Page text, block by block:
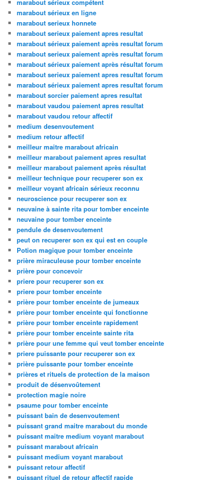
marabout sérieux compétent
marabout sérieux en ligne
marabout serieux honnete
marabout serieux paiement apres resultat
marabout sérieux paiement après resultat forum
marabout serieux paiement après resultat forum
marabout sérieux paiement après résultat forum
marabout serieux paiement apres resultat forum
marabout sérieux paiement apres resultat forum
marabout sorcier paiement apres resultat
marabout vaudou paiement apres resultat
marabout vaudou retour affectif
medium desenvoutement
medium retour affectif
meilleur maitre marabout africain
meilleur marabout paiement apres resultat
meilleur marabout paiement après résultat
meilleur technique pour recuperer son ex
meilleur voyant africain sérieux reconnu
neuroscience pour recuperer son ex
neuvaine à sainte rita pour tomber enceinte
neuvaine pour tomber enceinte
pendule de desenvoutement
peut on recuperer son ex qui est en couple
Potion magique pour tomber enceinte
prière miraculeuse pour tomber enceinte
prière pour concevoir
priere pour recuperer son ex
priere pour tomber enceinte
prière pour tomber enceinte de jumeaux
prière pour tomber enceinte qui fonctionne
prière pour tomber enceinte rapidement
prière pour tomber enceinte sainte rita
prière pour une femme qui veut tomber enceinte
priere puissante pour recuperer son ex
prière puissante pour tomber enceinte
prières et rituels de protection de la maison
produit de désenvoûtement
protection magie noire
psaume pour tomber enceinte
puissant bain de desenvoutement
puissant grand maitre marabout du monde
puissant maitre medium voyant marabout
puissant marabout africain
puissant medium voyant marabout
puissant retour affectif
puissant rituel de retour affectif rapide